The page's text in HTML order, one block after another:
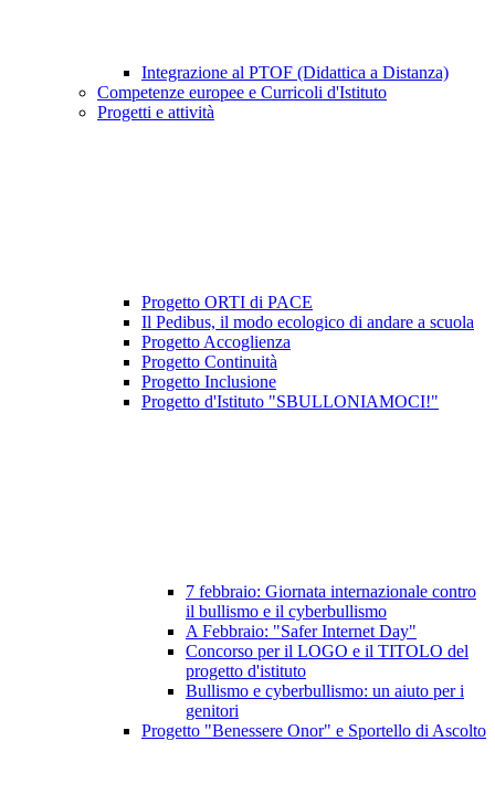
Integrazione al PTOF (Didattica a Distanza)
Competenze europee e Curricoli d'Istituto
Progetti e attività
Progetto ORTI di PACE
Il Pedibus, il modo ecologico di andare a scuola
Progetto Accoglienza
Progetto Continuità
Progetto Inclusione
Progetto d'Istituto "SBULLONIAMOCI!"
7 febbraio: Giornata internazionale contro
il bullismo e il cyberbullismo
A Febbraio: "Safer Internet Day"
Concorso per il LOGO e il TITOLO del
progetto d'istituto
Bullismo e cyberbullismo: un aiuto per i
genitori
Progetto "Benessere Onor" e Sportello di Ascolto